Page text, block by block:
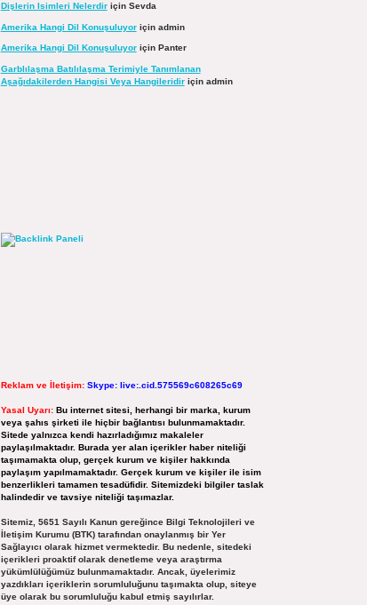
Dişlerin Isimleri Nelerdiriçin Sevda
Amerika Hangi Dil Konuşuluyoriçin admin
Amerika Hangi Dil Konuşuluyoriçin Panter
Garblılaşma Batılılaşma Terimiyle Tanımlanan
Aşağıdakilerden Hangisi Veya Hangileridiriçin admin
Reklam ve İletişim: Skype: live:.cid.575569c608265c69
Yasal Uyarı: Bu internet sitesi, herhangi bir marka, kurum
veya şahıs şirketi ile hiçbir bağlantısı bulunmamaktadır.
Sitede yalnızca kendi hazırladığımız makaleler
paylaşılmaktadır. Burada yer alan içerikler haber niteliği
taşımamakta olup, gerçek kurum ve kişiler hakkında
paylaşım yapılmamaktadır. Gerçek kurum ve kişiler ile isim
benzerlikleri tamamen tesadüfidir. Sitemizdeki bilgiler taslak
halindedir ve tavsiye niteliği taşımazlar.
Sitemiz, 5651 Sayılı Kanun gereğince Bilgi Teknolojileri ve
İletişim Kurumu (BTK) tarafından onaylanmış bir Yer
Sağlayıcı olarak hizmet vermektedir. Bu nedenle, sitedeki
içerikleri proaktif olarak denetleme veya araştırma
yükümlülüğümüz bulunmamaktadır. Ancak, üyelerimiz
yazdıkları içeriklerin sorumluluğunu taşımakta olup, siteye
üye olarak bu sorumluluğu kabul etmiş sayılırlar.